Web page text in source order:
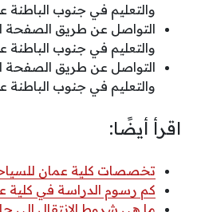
والتعليم في جنوب الباطنة
التواصل عن طريق الصفحة
والتعليم في جنوب
التواصل عن طريق الصفحة
والتعليم في جنوب
اقرأ أيضًا:
تخصصات كلية عمان للسياحة
كم رسوم الدراسة في كلية
ما هي شروط الانتقال إلى